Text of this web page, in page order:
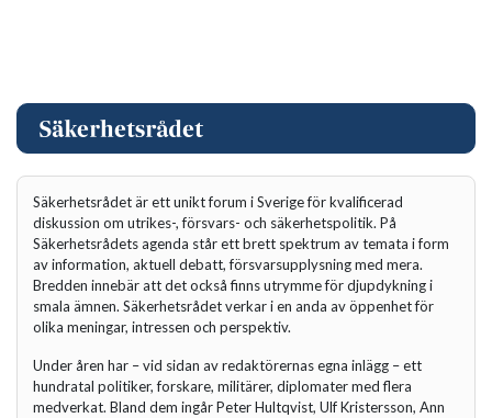
Säkerhetsrådet är ett unikt forum i Sverige för kvalificerad
diskussion om utrikes-, försvars- och säkerhetspolitik. På
Säkerhetsrådets agenda står ett brett spektrum av temata i form
av information, aktuell debatt, försvarsupplysning med mera.
Bredden innebär att det också finns utrymme för djupdykning i
smala ämnen. Säkerhetsrådet verkar i en anda av öppenhet för
olika meningar, intressen och perspektiv.
Under åren har – vid sidan av redaktörernas egna inlägg – ett
hundratal politiker, forskare, militärer, diplomater med flera
medverkat. Bland dem ingår Peter Hultqvist, Ulf Kristersson, Ann